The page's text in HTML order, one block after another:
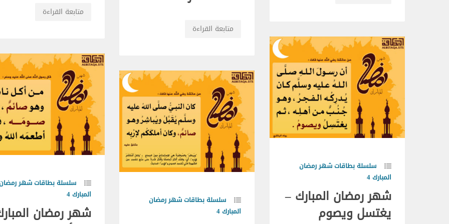
متابعة القراءة
متابعة القراءة
سلسلة بطاقات شهر رمضان
المبارك 4
شهر رمضان المبارك –
يغتسل ويصوم
سلسلة بطاقات شهر
المبارك 4
شهر رمضان
سلسلة بطاقات شهر رمضان
المبارك 4